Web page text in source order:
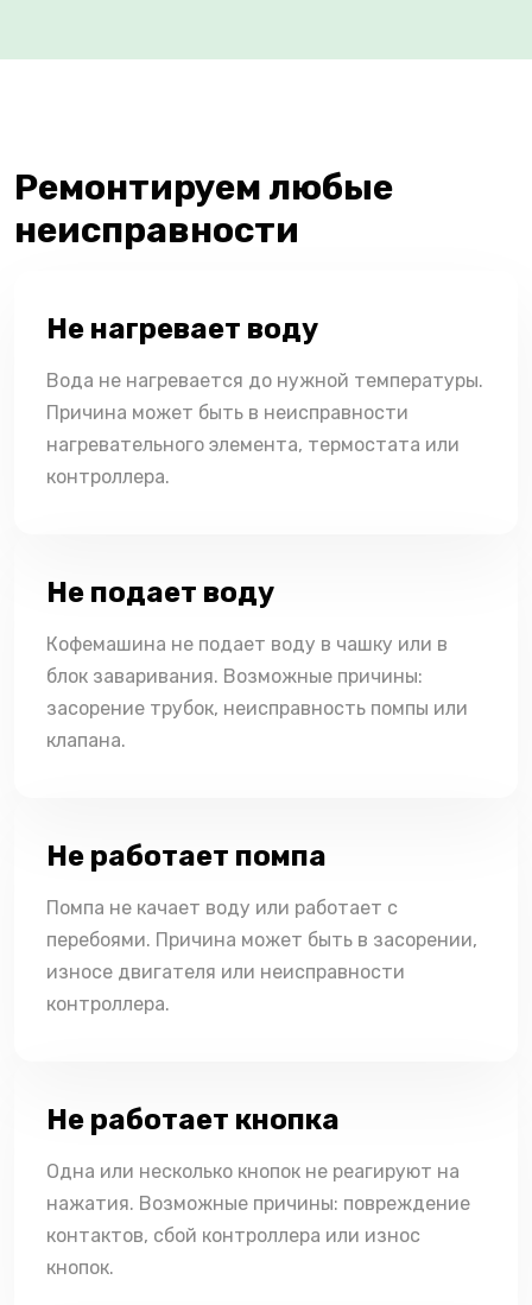
Ремонтируем любые
неисправности
Не нагревает воду
Вода не нагревается до нужной температуры.
Причина может быть в неисправности
нагревательного элемента, термостата или
контроллера.
Не подает воду
Кофемашина не подает воду в чашку или в
блок заваривания. Возможные причины:
засорение трубок, неисправность помпы или
клапана.
Не работает помпа
Помпа не качает воду или работает с
перебоями. Причина может быть в засорении,
износе двигателя или неисправности
контроллера.
Не работает кнопка
Одна или несколько кнопок не реагируют на
нажатия. Возможные причины: повреждение
контактов, сбой контроллера или износ
кнопок.